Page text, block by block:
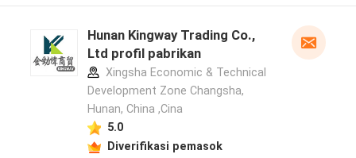
Hunan Kingway Trading Co.,
Ltd profil pabrikan
Xingsha Economic & Technical
Development Zone Changsha,
Hunan, China ,Cina
5.0
Diverifikasi pemasok